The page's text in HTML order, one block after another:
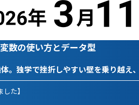
の使い方とデータ型
。独学で挫折しやすい壁を乗り越え
た】